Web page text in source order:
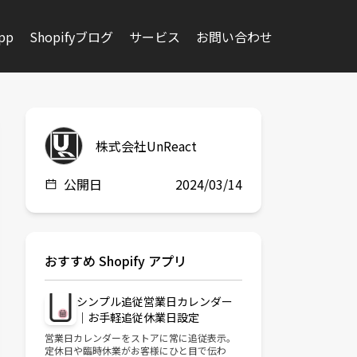
Shopifyブログ サービス お問い合わせ
株式会社UnReact
公開日
2024/03/14
おすすめ Shopify アプリ
シンプル追従営業日カレンダー
｜お手軽追従休業日設定
営業日カレンダーをストアに常に追従表示。
定休日や臨時休業がお客様にひと目で伝わ